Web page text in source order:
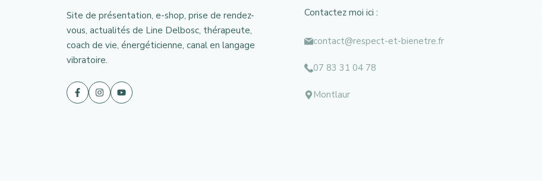
Site de présentation, e-shop, prise de rendez-
vous, actualités de Line Delbosc, thérapeute,
coach de vie, énergéticienne, canal en langage
vibratoire.
Contactez moi ici :
contact@respect-et-bienetre.fr
07 83 31 04 78
Montlaur